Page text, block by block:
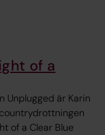
of a
Unplugged är Karin
of a Clear Blue